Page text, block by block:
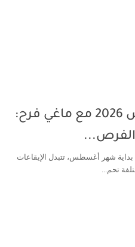
مفاجآت أغسطس 2026 مع ماغي فرح:
الفرص...
بداية شهر أغسطس، تتبدل الإيقاعات
تحم...